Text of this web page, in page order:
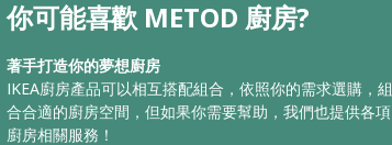
你可能喜歡 METOD 廚房?
著手打造你的夢想廚房
IKEA廚房產品可以相互搭配組合，依照你的需求選購，組
合合適的廚房空間，但如果你需要幫助，我們也提供各項
廚房相關服務！